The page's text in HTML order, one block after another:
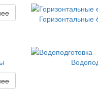
Горизонтальные